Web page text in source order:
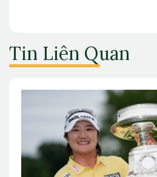
Tin Liên Quan